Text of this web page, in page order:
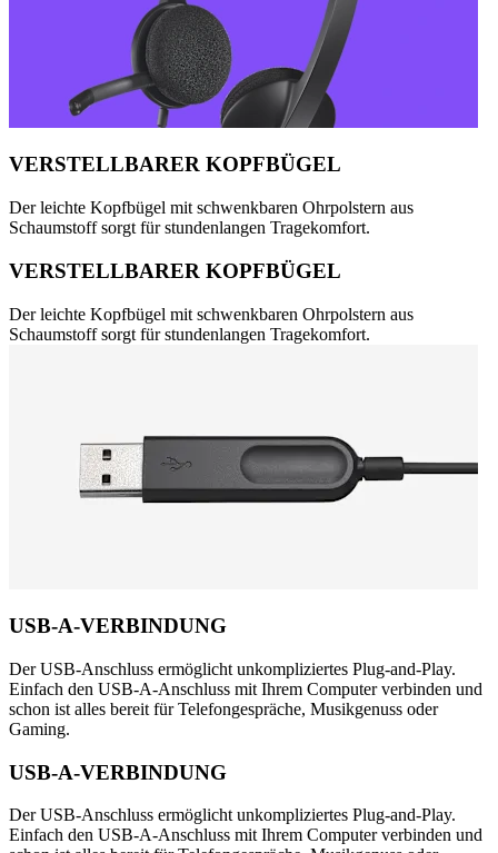
VERSTELLBARER KOPFBÜGEL
Der leichte Kopfbügel mit schwenkbaren Ohrpolstern aus
Schaumstoff sorgt für stundenlangen Tragekomfort.
VERSTELLBARER KOPFBÜGEL
Der leichte Kopfbügel mit schwenkbaren Ohrpolstern aus
Schaumstoff sorgt für stundenlangen Tragekomfort.
USB-A-VERBINDUNG
Der USB-Anschluss ermöglicht unkompliziertes Plug-and-Play.
Einfach den USB-A-Anschluss mit Ihrem Computer verbinden und
schon ist alles bereit für Telefongespräche, Musikgenuss oder
Gaming.
USB-A-VERBINDUNG
Der USB-Anschluss ermöglicht unkompliziertes Plug-and-Play.
Einfach den USB-A-Anschluss mit Ihrem Computer verbinden und